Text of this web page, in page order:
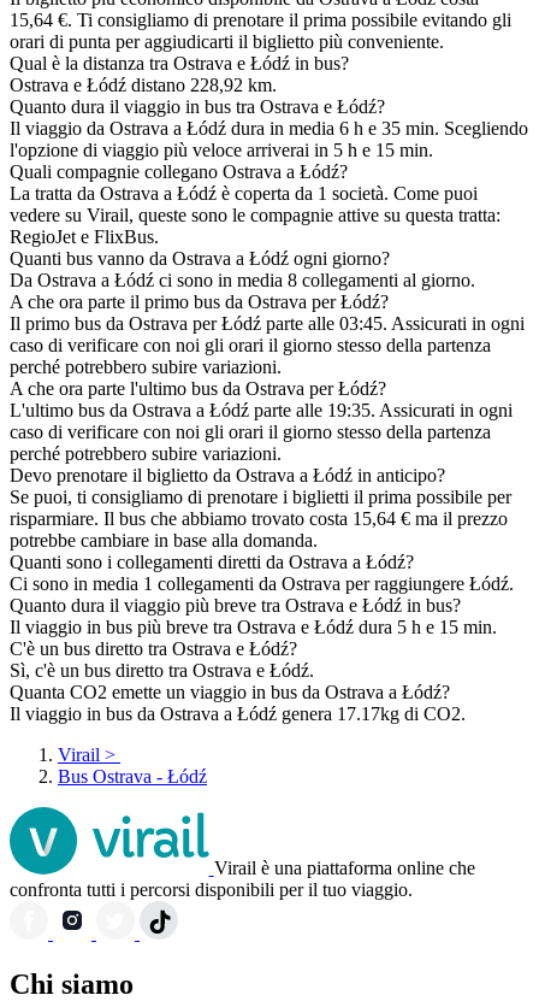
15,64 €. Ti consigliamo di prenotare il prima possibile evitando gli
orari di punta per aggiudicarti il biglietto più conveniente.
Qual è la distanza tra Ostrava e Łódź in bus?
Ostrava e Łódź distano 228,92 km.
Quanto dura il viaggio in bus tra Ostrava e Łódź?
Il viaggio da Ostrava a Łódź dura in media 6 h e 35 min. Scegliendo
l'opzione di viaggio più veloce arriverai in 5 h e 15 min.
Quali compagnie collegano Ostrava a Łódź?
La tratta da Ostrava a Łódź è coperta da 1 società. Come puoi
vedere su Virail, queste sono le compagnie attive su questa tratta:
RegioJet e FlixBus.
Quanti bus vanno da Ostrava a Łódź ogni giorno?
Da Ostrava a Łódź ci sono in media 8 collegamenti al giorno.
A che ora parte il primo bus da Ostrava per Łódź?
Il primo bus da Ostrava per Łódź parte alle 03:45. Assicurati in ogni
caso di verificare con noi gli orari il giorno stesso della partenza
perché potrebbero subire variazioni.
A che ora parte l'ultimo bus da Ostrava per Łódź?
L'ultimo bus da Ostrava a Łódź parte alle 19:35. Assicurati in ogni
caso di verificare con noi gli orari il giorno stesso della partenza
perché potrebbero subire variazioni.
Devo prenotare il biglietto da Ostrava a Łódź in anticipo?
Se puoi, ti consigliamo di prenotare i biglietti il prima possibile per
risparmiare. Il bus che abbiamo trovato costa 15,64 € ma il prezzo
potrebbe cambiare in base alla domanda.
Quanti sono i collegamenti diretti da Ostrava a Łódź?
Ci sono in media 1 collegamenti da Ostrava per raggiungere Łódź.
Quanto dura il viaggio più breve tra Ostrava e Łódź in bus?
Il viaggio in bus più breve tra Ostrava e Łódź dura 5 h e 15 min.
C'è un bus diretto tra Ostrava e Łódź?
Sì, c'è un bus diretto tra Ostrava e Łódź.
Quanta CO2 emette un viaggio in bus da Ostrava a Łódź?
Il viaggio in bus da Ostrava a Łódź genera 17.17kg di CO2.
Virail >
Bus Ostrava - Łódź
Virail è una piattaforma online che
confronta tutti i percorsi disponibili per il tuo viaggio.
Chi siamo